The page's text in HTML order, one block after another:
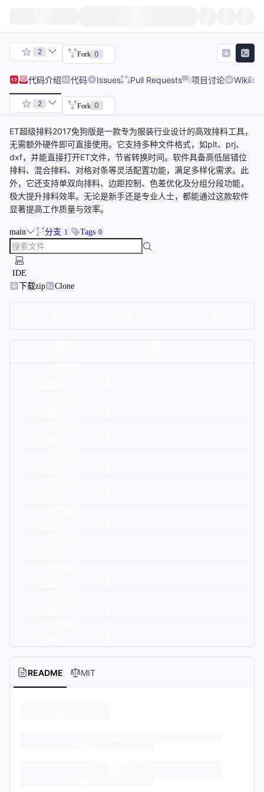
2 Fork 0
代码介绍 代码 Issues Pull Requests 项目讨论 Wiki
2 Fork 0
ET超级排料2017免狗版是一款专为服装行业设计的高效排料工具，
无需额外硬件即可直接使用。它支持多种文件格式，如plt、prj、
dxf，并能直接打开ET文件，节省转换时间。软件具备高低层错位
排料、混合排料、对格对条等灵活配置功能，满足多样化需求。此
外，它还支持单双向排料、边距控制、色差优化及分组分段功能，
极大提升排料效率。无论是新手还是专业人士，都能通过这款软件
显著提高工作质量与效率。
main 分支 1 Tags 0
IDE
下载zip
Clone
README MIT